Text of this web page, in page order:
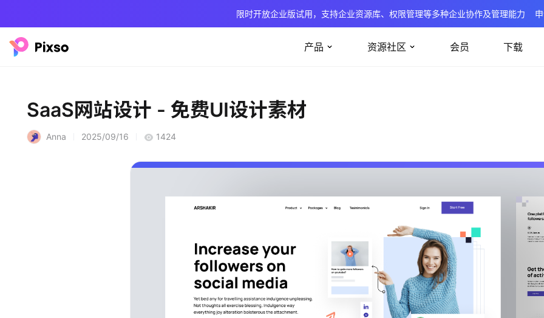
限时开放企业版试用，支持企业资源库、权限管理等多种企业协作及管理能力
产品 资源社区 会员 下载
SaaS网站设计 - 免费UI设计素材
Anna 2025/09/16 1424